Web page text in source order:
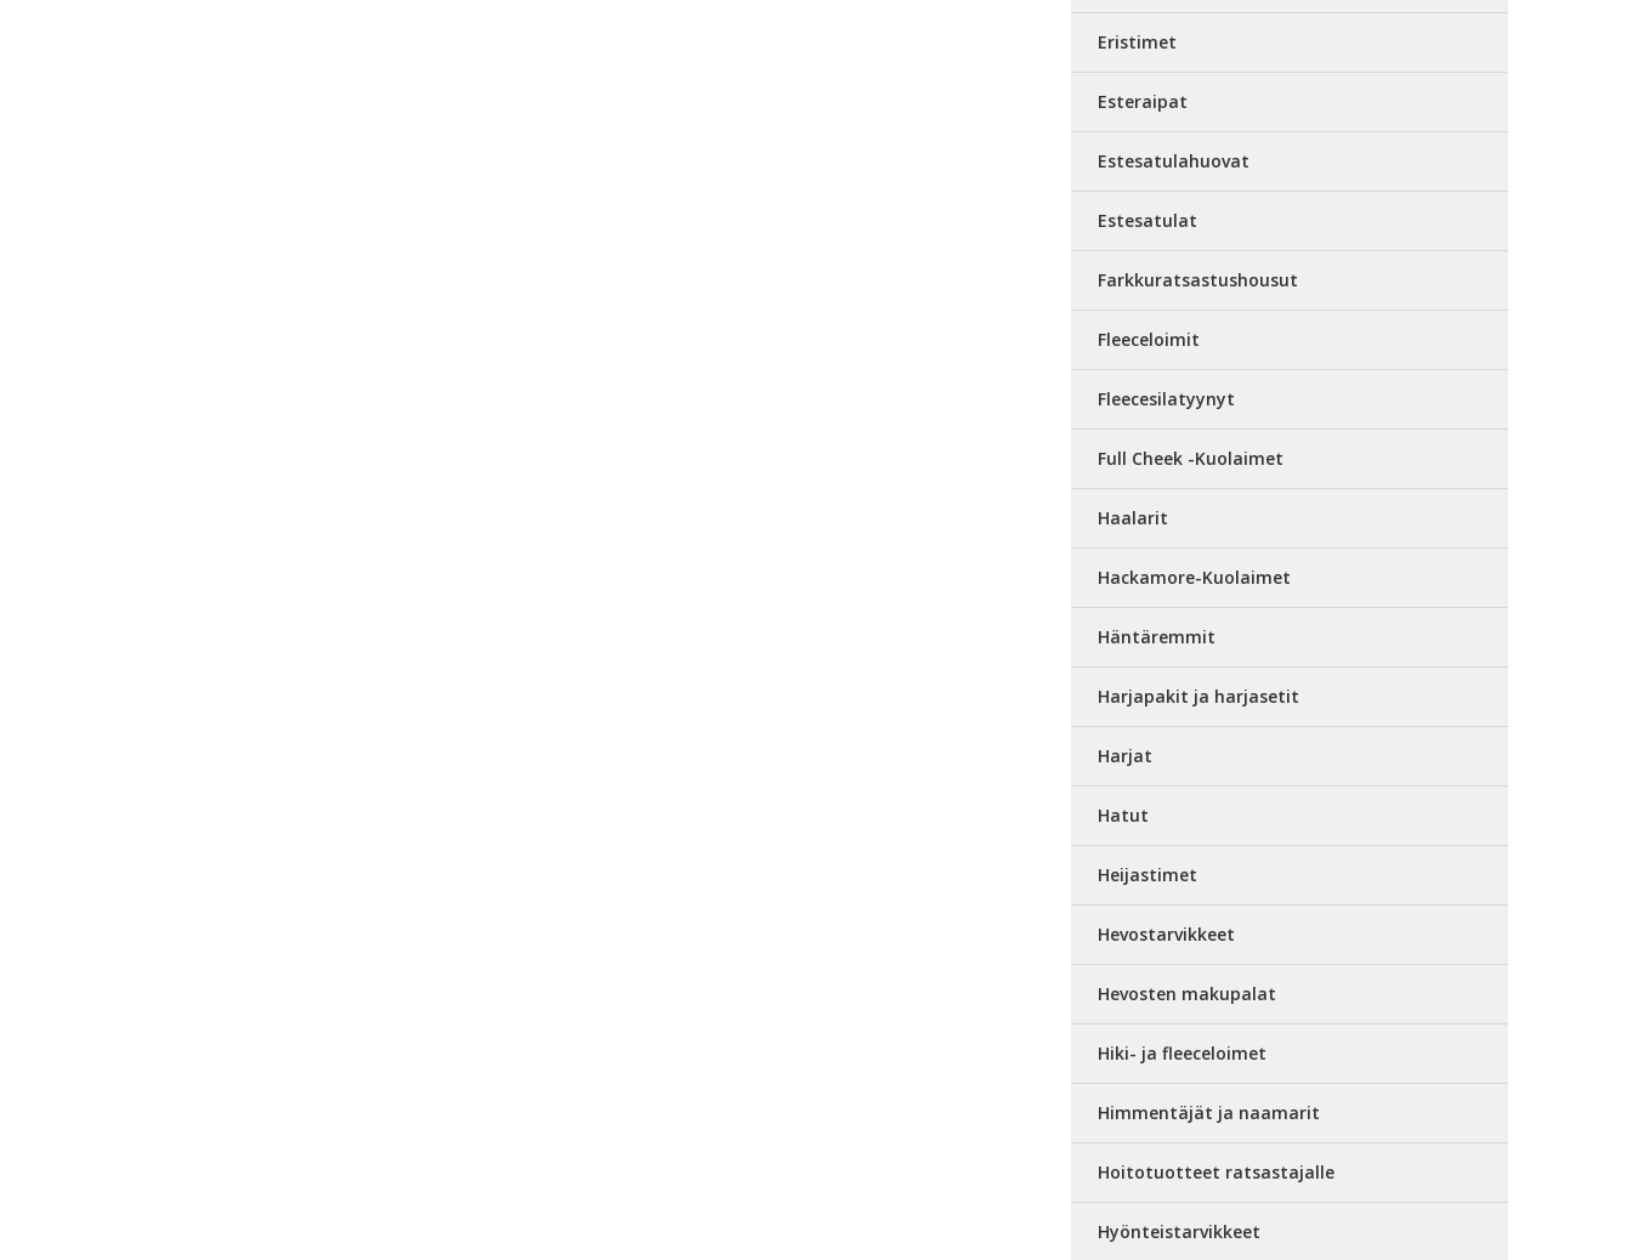
Eristimet
Esteraipat
Estesatulahuovat
Estesatulat
Farkkuratsastushousut
Fleeceloimit
Fleecesilatyynyt
Full Cheek -Kuolaimet
Haalarit
Hackamore-Kuolaimet
Häntäremmit
Harjapakit ja harjasetit
Harjat
Hatut
Heijastimet
Hevostarvikkeet
Hevosten makupalat
Hiki- ja fleeceloimet
Himmentäjät ja naamarit
Hoitotuotteet ratsastajalle
Hyönteistarvikkeet